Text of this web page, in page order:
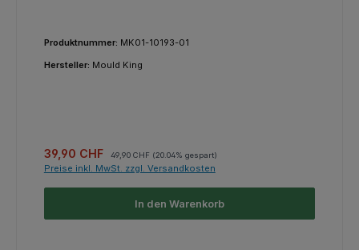
Produktnummer: MK01-10193-01
Hersteller: Mould King
Verkaufspreis:
39,90 CHF Regulärer Preis:
49,90 CHF (20.04% gespart)
Preise inkl. MwSt. zzgl. Versandkosten
In den Warenkorb